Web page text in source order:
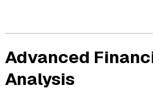
Advanced
Analysis